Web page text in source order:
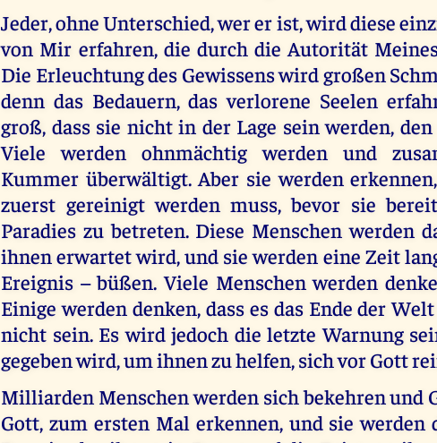
Jeder, ohne Unterschied, wer er ist, wird diese
von Mir erfahren, die durch die Autorität
Die Erleuchtung des Gewissens wird großen
denn das Bedauern, das verlorene Seelen
groß, dass sie nicht in der Lage sein werden,
Viele werden ohnmächtig werden und
Kummer überwältigt. Aber sie werden
zuerst gereinigt werden muss, bevor sie
Paradies zu betreten. Diese Menschen werden
ihnen erwartet wird, und sie werden eine Zeit
Ereignis – büßen. Viele Menschen werden
Einige werden denken, dass es das Ende der
nicht sein. Es wird jedoch die letzte Warnung
gegeben wird, um ihnen zu helfen, sich vor Gott
Milliarden Menschen werden sich bekehren und
Gott, zum ersten Mal erkennen, und sie werden